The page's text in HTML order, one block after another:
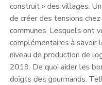
construit » des villages. Un
de créer des tensions
communes. Lesquels ont
complémentaires à savoir
niveau de production de
2019. De quoi aider les
doigts des gourmands.